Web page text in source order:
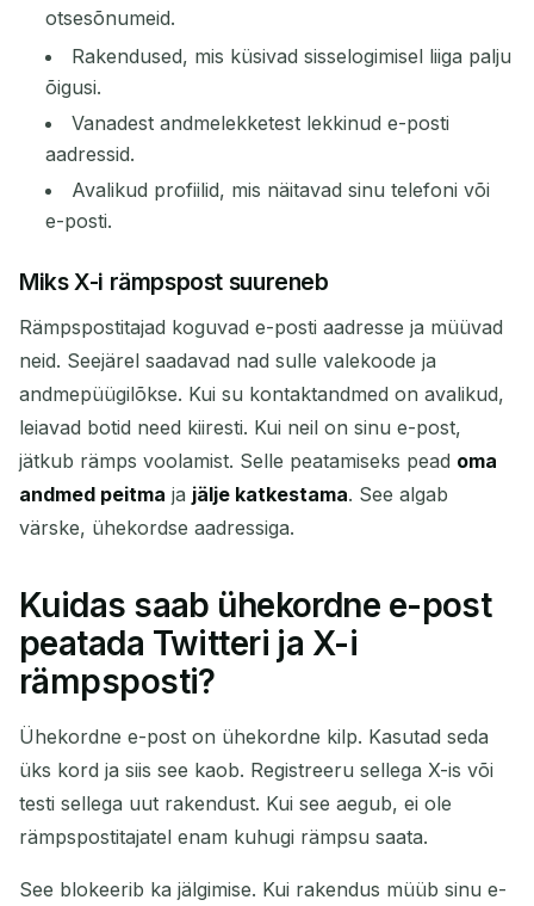
Järgmine värskendus toimub
SAATJA
Ootame sissetulevaid e-kirju...
otsesõnumeid.
Rakendused, mis küsivad sisselogimisel liiga palju
õigusi.
Vanadest andmelekketest lekkinud e-posti
aadressid.
Avalikud profiilid, mis näitavad sinu telefoni või
e-posti.
Miks X-i rämpspost suureneb
Rämpspostitajad koguvad e-posti aadresse ja müüvad
neid. Seejärel saadavad nad sulle valekoode ja
andmepüügilõkse. Kui su kontaktandmed on avalikud,
leiavad botid need kiiresti. Kui neil on sinu e-post,
jätkub rämps voolamist. Selle peatamiseks pead oma
andmed peitma ja jälje katkestama. See algab
värske, ühekordse aadressiga.
Kuidas saab ühekordne e-post
peatada Twitteri ja X-i
rämpsposti?
Ühekordne e-post on ühekordne kilp. Kasutad seda
üks kord ja siis see kaob. Registreeru sellega X-is või
testi sellega uut rakendust. Kui see aegub, ei ole
rämpspostitajatel enam kuhugi rämpsu saata.
See blokeerib ka jälgimise. Kui rakendus müüb sinu e-